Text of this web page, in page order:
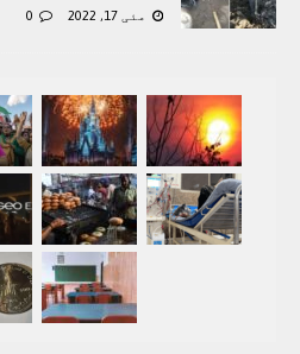
مئی 17, 2022 0